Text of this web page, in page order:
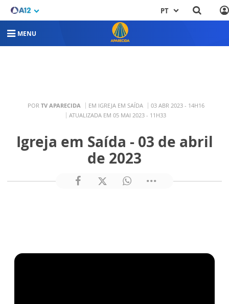
PT
MENU
POR TV APARECIDA EM IGREJA EM SAÍDA
03 ABR 2023 - 14H16
ATUALIZADA EM 05 MAI 2023 - 11H33
Igreja em Saída - 03 de abril
de 2023